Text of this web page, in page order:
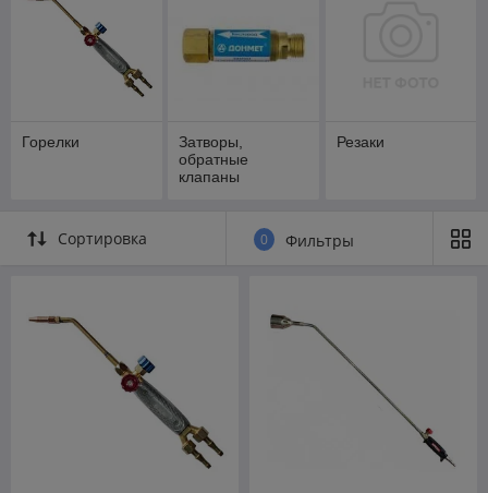
Горелки
Затворы,
обратные
клапаны
Резаки
Сортировка 0 Фильтры